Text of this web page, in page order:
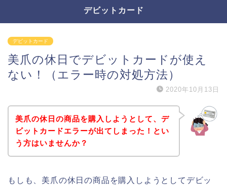
デビットカード
デビットカード
美爪の休日でデビットカードが使え
ない！（エラー時の対処方法）
2020年10月13日
美爪の休日の商品を購入しようとして、デ
ビットカードエラーが出てしまった！とい
う方はいませんか？
もしも、美爪の休日の商品を購入しようとしてデビッ